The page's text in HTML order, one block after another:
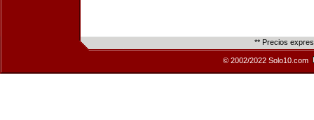
** Precios
© 2002/2022 Solo10.com